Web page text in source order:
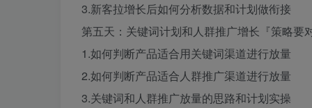
3.新客拉增长后如何分析数据和计划做衔接
第五天：关键词计划和人群推广增长『策略要对
1.如何判断产品适合用关键词渠道进行放量
2.如何判断产品适合人群推广渠道进行放量
3.关键词和人群推广放量的思路和计划实操